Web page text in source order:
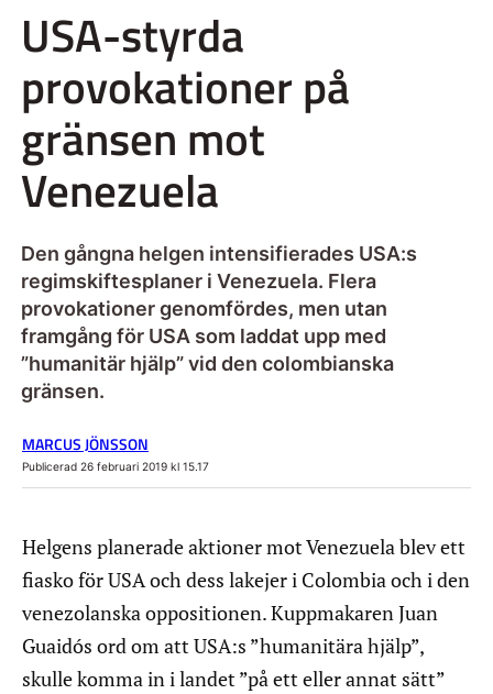
USA-styrda
provokationer på
gränsen mot
Venezuela
Den gångna helgen intensifierades USA:s
regimskiftesplaner i Venezuela. Flera
provokationer genomfördes, men utan
framgång för USA som laddat upp med
”humanitär hjälp” vid den colombianska
gränsen.
MARCUS JÖNSSON
Publicerad 26 februari 2019 kl 15.17
Helgens planerade aktioner mot Venezuela blev ett
fiasko för USA och dess lakejer i Colombia och i den
venezolanska oppositionen. Kuppmakaren Juan
Guaidós ord om att USA:s ”humanitära hjälp”,
skulle komma in i landet ”på ett eller annat sätt”